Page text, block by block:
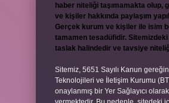
haber niteliği taşımamakta olup,
ve kişiler hakkında paylaşım
Gerçek kurum ve kişiler ile isim
tamamen tesadüfidir.
taslak halindedir ve tavsiye
Sitemiz, 5651 Sayılı Kanun
Teknolojileri ve İletişim Kurumu
onaylanmış bir Yer Sağlayıcı